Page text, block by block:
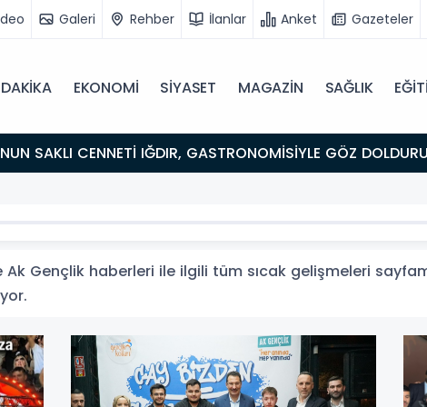
Galeri Rehber İlanlar Anket Gazeteler
EKONOMİ SİYASET MAGAZİN SAĞLIK
BULUŞMA NOKTASI
Gençlik haberleri ile ilgili tüm sıcak gelişmeleri